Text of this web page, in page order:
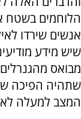
הלוחמים בשטח
אנשים שירדו
שיש מידע
מבואס
שתהיה הפיכה
המצב למעלה